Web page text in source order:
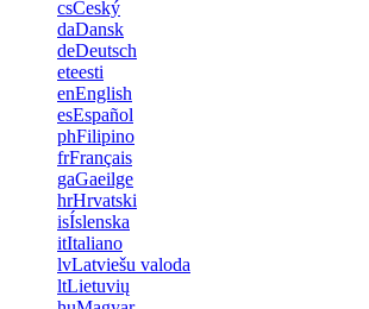
csČeský
daDansk
deDeutsch
eteesti
enEnglish
esEspañol
phFilipino
frFrançais
gaGaeilge
hrHrvatski
isÍslenska
itItaliano
lvLatviešu valoda
ltLietuvių